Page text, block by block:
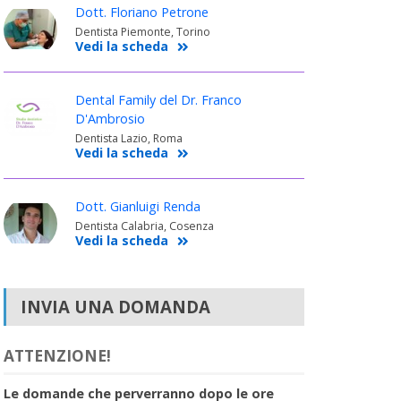
Dott. Floriano Petrone
Dentista Piemonte, Torino
Vedi la scheda
Dental Family del Dr. Franco
D'Ambrosio
Dentista Lazio, Roma
Vedi la scheda
Dott. Gianluigi Renda
Dentista Calabria, Cosenza
Vedi la scheda
INVIA UNA DOMANDA
ATTENZIONE!
Le domande che perverranno dopo le ore